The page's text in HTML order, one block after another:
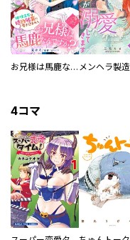
お兄様は馬鹿なんですか？～地味王女は婚約破棄に巻き込まれる～
4コマ